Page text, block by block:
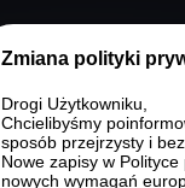
Zmiana polityki
Drogi Użytkowniku,
Chcielibyśmy
sposób przejrzysty i
Nowe zapisy w
nowych wymagań